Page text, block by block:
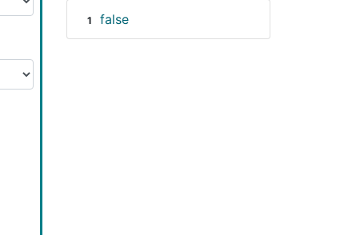
1 false